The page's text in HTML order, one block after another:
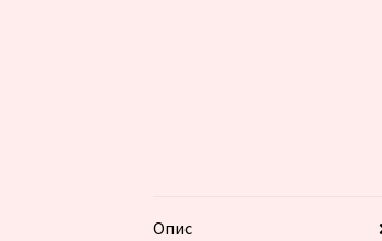
Опис